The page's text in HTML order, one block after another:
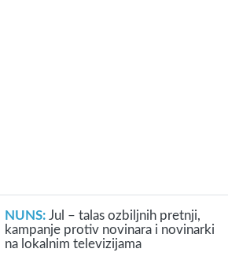
NUNS:Jul – talas ozbiljnih pretnji,
kampanje protiv novinara i novinarki
na lokalnim televizijama